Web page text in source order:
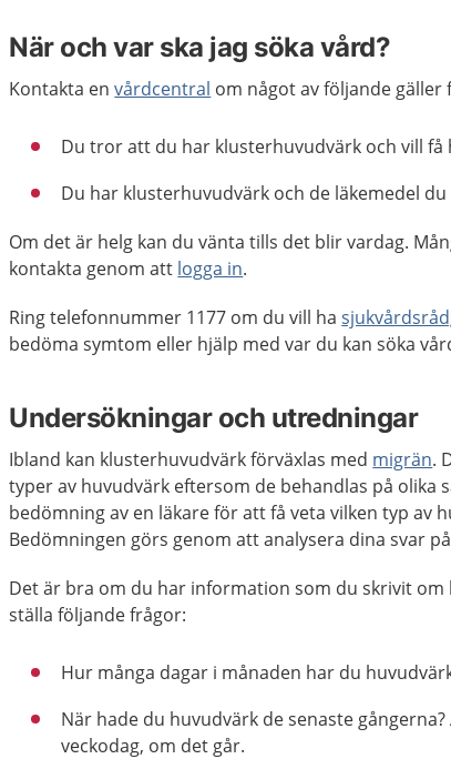
När och var ska jag söka vård?
Kontakta envårdcentral om något av följande gäller
Du tror att du har klusterhuvudvärk och vill få
Du har klusterhuvudvärk och de läkemedel
Om det är helg kan du vänta tills det blir vardag.
kontakta genom att logga in.
Ring telefonnummer 1177 om du vill ha
bedöma symtom eller hjälp med var du kan söka
Undersökningar och utredningar
Ibland kan klusterhuvudvärk förväxlas med migrän.
typer av huvudvärk eftersom de behandlas på olika
bedömning av en läkare för att få veta vilken typ av
Bedömningen görs genom att analysera dina svar
Det är bra om du har information som du skrivit om
ställa följande frågor:
Hur många dagar i månaden har du
När hade du huvudvärk de senaste
veckodag, om det går.